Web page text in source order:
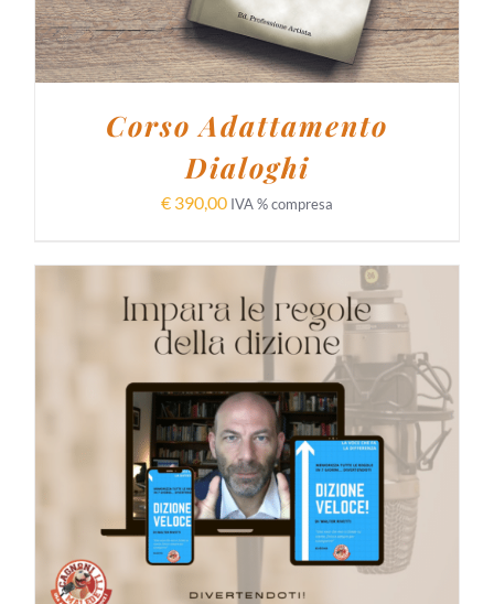
Corso Adattamento
Dialoghi
€ 390,00 IVA % compresa
AGGIUNGI AL CARRELLO / DETTAGLI